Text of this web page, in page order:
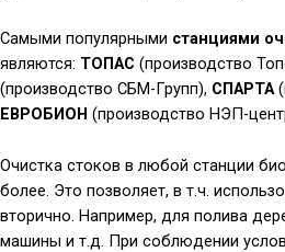
Самыми популярными станциями
являются: ТОПАС (производство
(производство СБМ-Групп), СПАРТА
ЕВРОБИОН (производство НЭП-
Очистка стоков в любой станции
более. Это позволяет, в т.ч.
вторично. Например, для полива
машины и т.д. При соблюдении